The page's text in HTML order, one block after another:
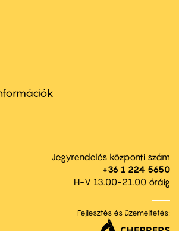
Jegyrendelés központi szám
+36 1 224 5650
H-V 13.00-21.00 óráig
Fejlesztés és üzemeltetés: